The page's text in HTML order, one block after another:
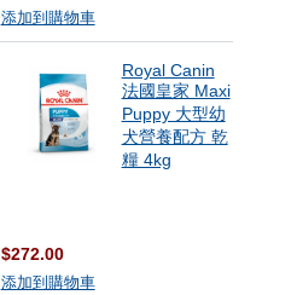
添加到購物車
Royal Canin
法國皇家 Maxi
Puppy 大型幼
犬營養配方 乾
糧 4kg
$272.00
添加到購物車